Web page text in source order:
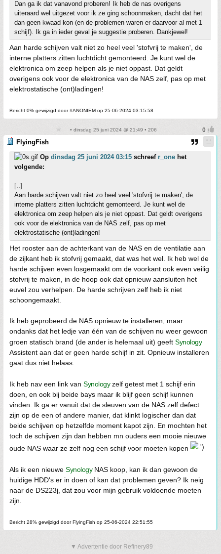
Dan ga ik dat vanavond proberen! Ik heb de nas overigens
uiteraard wel uitgezet voor ik ze ging schoonmaken, dacht dat het
dan geen kwaad kon (en de problemen waren er daarvoor al met 1
schijf). Ik ga in ieder geval je suggestie proberen. Dankjewel!
Aan harde schijven valt niet zo heel veel 'stofvrij te maken', de
interne platters zitten luchtdicht gemonteerd. Je kunt wel de
elektronica om zeep helpen als je niet oppast. Dat geldt
overigens ook voor de elektronica van de NAS zelf, pas op met
elektrostatische (ont)ladingen!
Bericht 0% gewijzigd door #ANONIEM op 25-06-2024 03:15:58
• dinsdag 25 juni 2024 @ 21:49 • 206
FlyingFish
Op dinsdag 25 juni 2024 03:15 schreef r_one het
volgende:
[..]
Aan harde schijven valt niet zo heel veel 'stofvrij te maken', de
interne platters zitten luchtdicht gemonteerd. Je kunt wel de
elektronica om zeep helpen als je niet oppast. Dat geldt overigens
ook voor de elektronica van de NAS zelf, pas op met
elektrostatische (ont)ladingen!
Het rooster aan de achterkant van de NAS en de ventilatie aan
de zijkant heb ik stofvrij gemaakt, dat was het wel. Ik heb wel de
harde schijven even losgemaakt om de voorkant ook even veilig
stofvrij te maken, in de hoop ook dat opnieuw aansluiten het
euvel zou verhelpen. De harde schrijven zelf heb ik niet
schoongemaakt.
Ik heb geprobeerd de NAS opnieuw te installeren, maar
ondanks dat het ledje van één van de schijven nu weer gewoon
groen statisch brand (de ander is helemaal uit) geeft Synology
Assistent aan dat er geen harde schijf in zit. Opnieuw installeren
gaat dus niet helaas.
Ik heb nav een link van Synologyzelf getest met 1 schijf erin
doen, en ook bij beide bays maar ik blijf geen schijf kunnen
vinden. Ik ga er vanuit dat de sleuven van de NAS zelf defect
zijn op de een of andere manier, dat klinkt logischer dan dat
beide schijven op hetzelfde moment kapot zijn. En mochten het
toch de schijven zijn dan hebben mn ouders een mooie nieuwe
oude NAS waar ze zelf nog een schijf voor moeten kopen
Als ik een nieuwe SynologyNAS koop, kan ik dan gewoon de
huidige HDD's er in doen of kan dat problemen geven? Ik neig
naar de DS223j, dat zou voor mijn gebruik voldoende moeten
zijn.
Bericht 28% gewijzigd door FlyingFish op 25-06-2024 22:51:55
▼ Advertentie door Refinery89